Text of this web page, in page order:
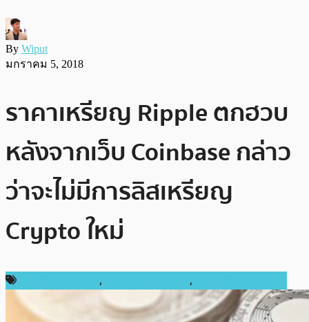
By Wiput
มกราคม 5, 2018
ราคาเหรียญ Ripple ตกฮวบ
หลังจากเว็บ Coinbase กล่าว
ว่าจะไม่มีการลิสเหรียญ
Crypto ใหม่
, ,